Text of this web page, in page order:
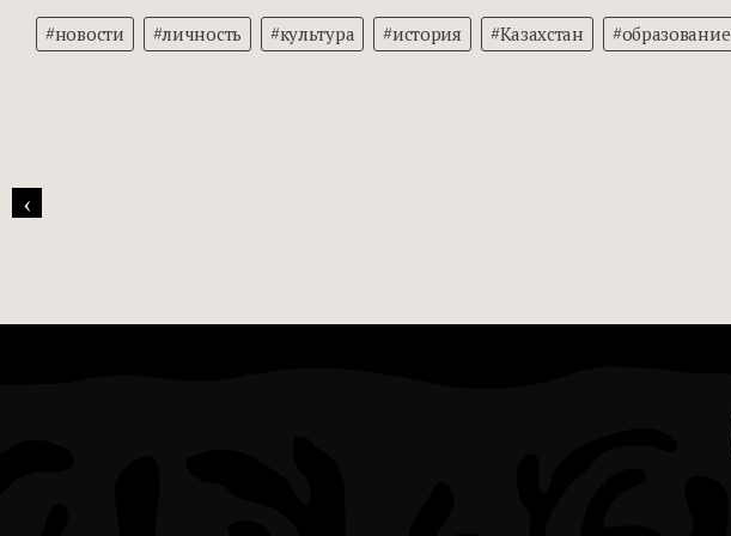
#новости #личность #культура #история #Казахстан #образование
‹